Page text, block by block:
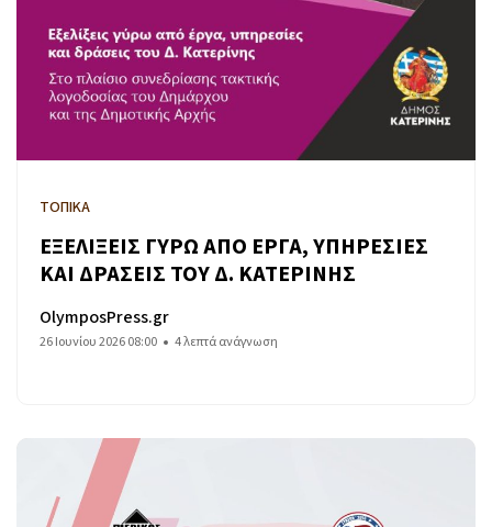
ΤΟΠΙΚΑ
ΕΞΕΛΙΞΕΙΣ ΓΥΡΩ ΑΠΟ ΕΡΓΑ, ΥΠΗΡΕΣΙΕΣ
ΚΑΙ ΔΡΑΣΕΙΣ ΤΟΥ Δ. ΚΑΤΕΡΙΝΗΣ
OlymposPress.gr
26 Ιουνίου 2026 08:00 4 λεπτά ανάγνωση